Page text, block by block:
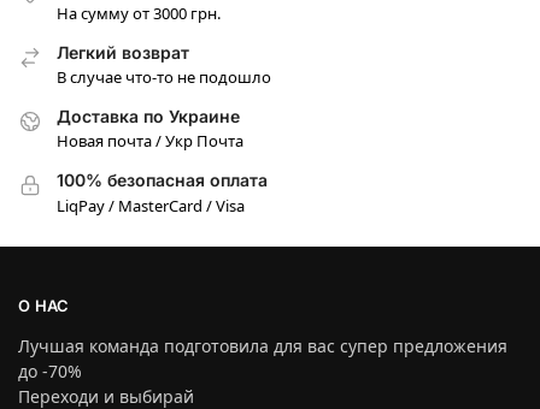
На сумму от 3000 грн.
Легкий возврат
В случае что-то не подошло
Доставка по Украине
Новая почта / Укр Почта
100% безопасная оплата
LiqPay / MasterCard / Visa
О НАС
Лучшая команда подготовила для вас супер предложения
до -70%
Переходи и выбирай